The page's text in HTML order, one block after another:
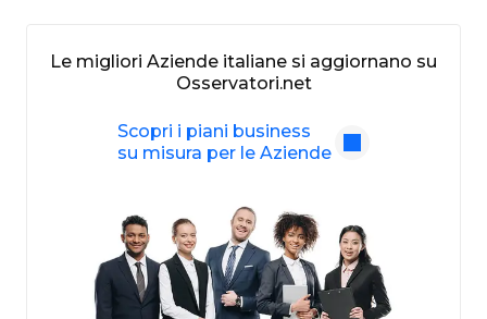
Le migliori Aziende italiane si aggiornano su
Osservatori.net
Scopri i piani business
su misura per le Aziende